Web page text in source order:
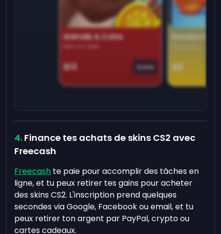
Animals & Coins
$13 Game
Domino
$9
Finance tes achats de skins CS2 avec
Freecash
Freecash te paie pour accomplir des tâches en
ligne, et tu peux retirer tes gains pour acheter
des skins CS2. L'inscription prend quelques
secondes via Google, Facebook ou email, et tu
peux retirer ton argent par PayPal, crypto ou
cartes cadeaux.